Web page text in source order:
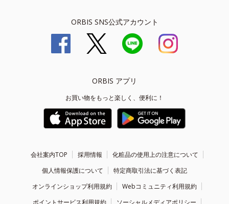
ORBIS SNS公式アカウント
ORBIS アプリ
お買い物をもっと楽しく、便利に！
会社案内TOP 採用情報
化粧品の使用上の注意について
個人情報保護について
特定商取引法に基づく表記
オンラインショップ利用規約
Webコミュニティ利用規約